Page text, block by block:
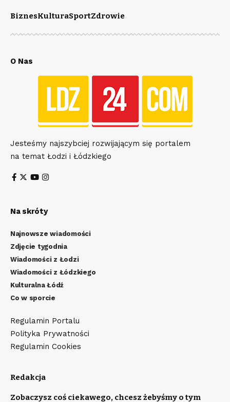
BiznesKulturaSportZdrowie
O Nas
Jesteśmy najszybciej rozwijającym się portalem
na temat Łodzi i Łódzkiego
Na skróty
Najnowsze wiadomości
Zdjęcie tygodnia
Wiadomości z Łodzi
Wiadomości z Łódzkiego
Kulturalna Łódź
Co w sporcie
Regulamin Portalu
Polityka Prywatności
Regulamin Cookies
Redakcja
Zobaczysz coś ciekawego, chcesz żebyśmy o tym